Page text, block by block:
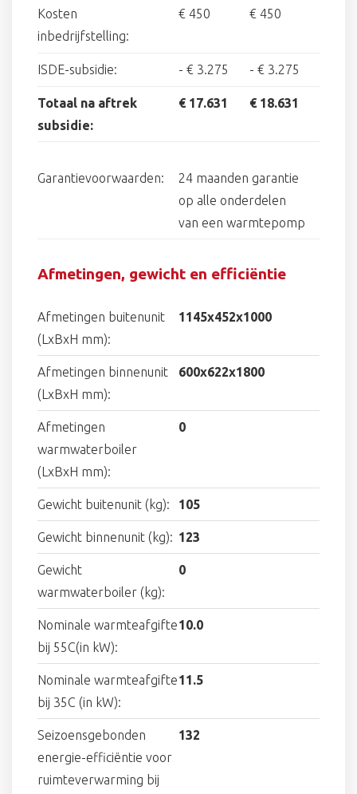
Kosten
inbedrijfstelling:
€ 450 € 450
ISDE-subsidie: - € 3.275 - € 3.275
Totaal na aftrek
subsidie:
€ 17.631 € 18.631
Garantievoorwaarden:
24 maanden garantie
op alle onderdelen
van een warmtepomp
Afmetingen, gewicht en efficiëntie
Afmetingen buitenunit
(LxBxH mm):
1145x452x1000
Afmetingen binnenunit
(LxBxH mm):
600x622x1800
Afmetingen
warmwaterboiler
(LxBxH mm):
0
Gewicht buitenunit (kg): 105
Gewicht binnenunit (kg): 123
Gewicht
warmwaterboiler (kg):
0
Nominale warmteafgifte
bij 55C(in kW):
10.0
Nominale warmteafgifte
bij 35C (in kW):
11.5
Seizoensgebonden
energie-efficiëntie voor
ruimteverwarming bij
132